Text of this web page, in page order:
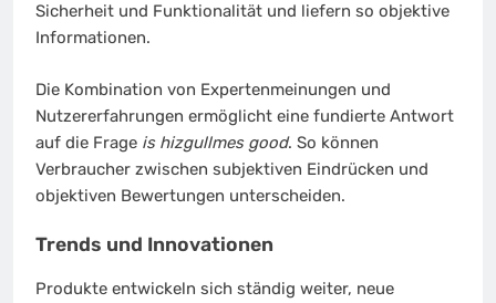
Sicherheit und Funktionalität und liefern so objektive
Informationen.
Die Kombination von Expertenmeinungen und
Nutzererfahrungen ermöglicht eine fundierte Antwort
auf die Frage is hizgullmes good. So können
Verbraucher zwischen subjektiven Eindrücken und
objektiven Bewertungen unterscheiden.
Trends und Innovationen
Produkte entwickeln sich ständig weiter, neue